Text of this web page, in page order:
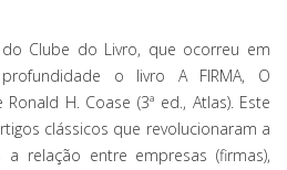
Clube do Livro, que ocorreu em
o livro A FIRMA, O
Ronald H. Coase (3ª ed., Atlas). Este
clássicos que revolucionaram a
relação entre empresas (firmas),